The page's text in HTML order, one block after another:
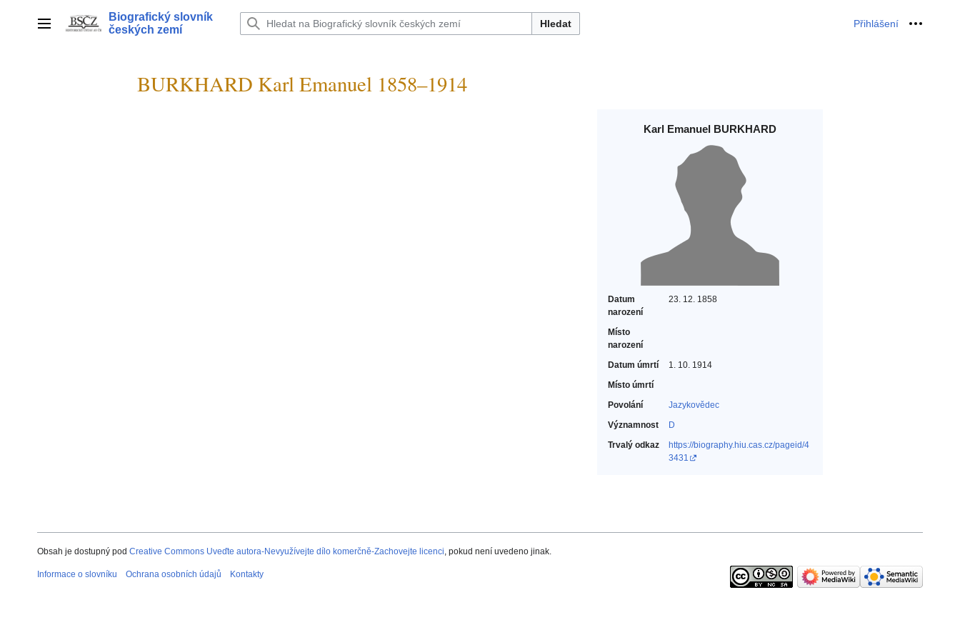
Hlavní menu
Biografický slovník
českých zemí
Hledat Přihlášení Osobní
BURKHARD Karl Emanuel 1858–1914
Karl Emanuel BURKHARD
Datum
narození
23. 12. 1858
Místo
narození
Datum úmrtí
1. 10. 1914
Místo úmrtí
Povolání
Jazykovědec‎
Významnost
D
Trvalý odkaz
https://biography.hiu.cas.cz/pageid/4
3431
Obsah je dostupný pod Creative Commons Uveďte autora-Nevyužívejte dílo komerčně-Zachovejte licenci, pokud není uvedeno jinak.
Informace o slovníku Ochrana osobních údajů Kontakty